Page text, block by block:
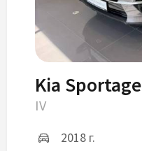
Kia Sportage
IV
2018 г.